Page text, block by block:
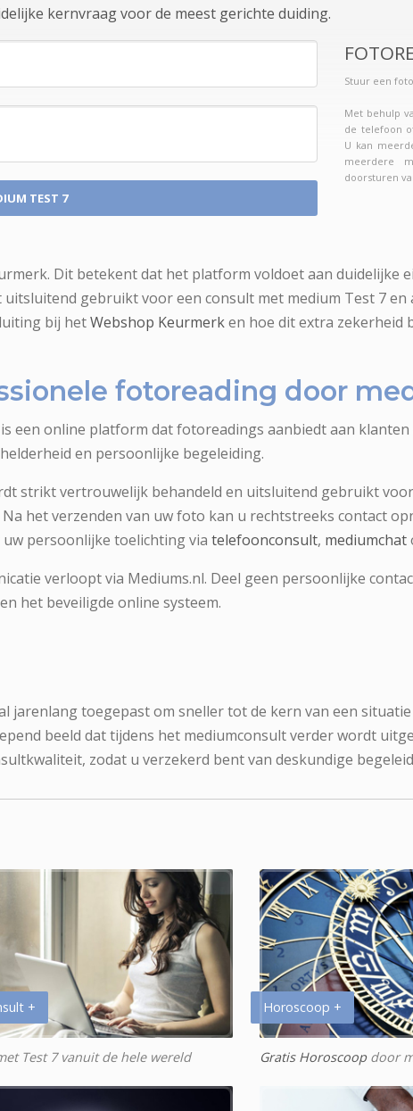
kernvraag voor de meest gerichte duiding.
TEST 7
Stuur een
Met behulp
de telefoon
U kan
meerdere
doorsturen
Dit betekent dat het platform voldoet aan duidelijke
gebruikt voor een consult met medium Test 7 en
bij hetWebshop Keurmerken hoe dit extra zekerheid
fotoreading door
een online platform dat fotoreadings aanbiedt aan
en persoonlijke begeleiding.
strikt vertrouwelijk behandeld en uitsluitend gebruikt
Na het verzenden van uw foto kan u rechtstreeks contact
persoonlijke toelichting via telefoonconsult, mediumchat
verloopt via Mediums.nl. Deel geen persoonlijke
het beveiligde online systeem.
toegepast om sneller tot de kern van een
beeld dat tijdens het mediumconsult verder wordt
zodat u verzekerd bent van deskundige
+
Test 7 vanuit de hele wereld
Horoscoop +
Gratis Horoscoopdoor